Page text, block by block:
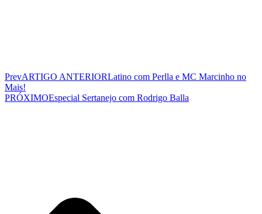
PrevARTIGO ANTERIORLatino com Perlla e MC Marcinho no
Mais!
PRÓXIMOEspecial Sertanejo com Rodrigo Balla